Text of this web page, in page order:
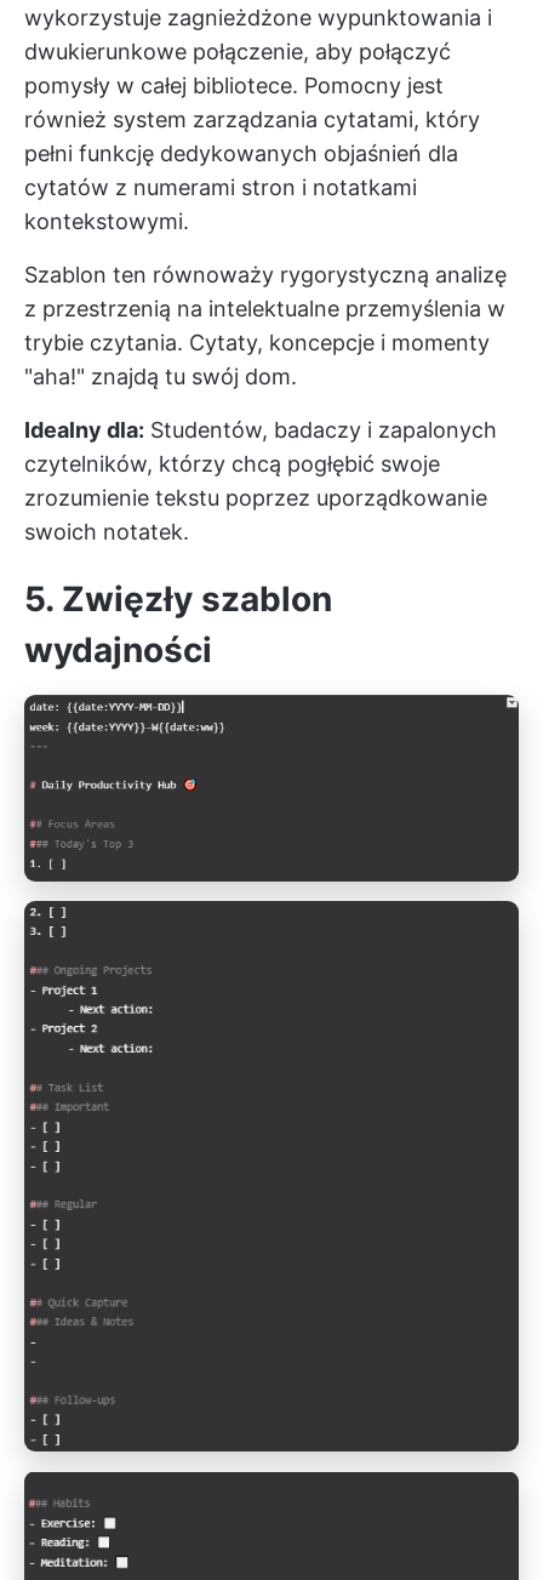
wykorzystuje zagnieżdżone wypunktowania i
dwukierunkowe połączenie, aby połączyć
pomysły w całej bibliotece. Pomocny jest
również system zarządzania cytatami, który
pełni funkcję dedykowanych objaśnień dla
cytatów z numerami stron i notatkami
kontekstowymi.
Szablon ten równoważy rygorystyczną analizę
z przestrzenią na intelektualne przemyślenia w
trybie czytania. Cytaty, koncepcje i momenty
"aha!" znajdą tu swój dom.
Idealny dla: Studentów, badaczy i zapalonych
czytelników, którzy chcą pogłębić swoje
zrozumienie tekstu poprzez uporządkowanie
swoich notatek.
5. Zwięzły szablon
wydajności